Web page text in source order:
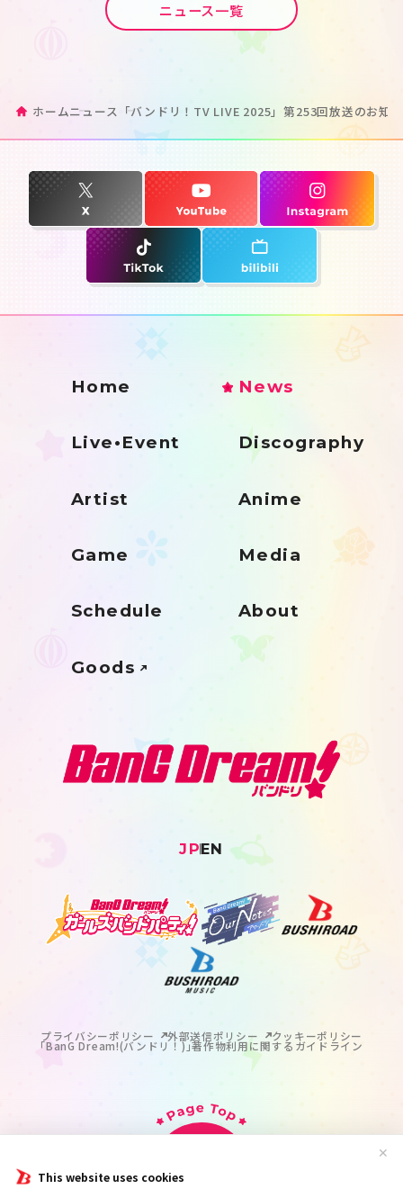
This website uses cookies
✕
ニュース一覧
ホームニュース 「バンドリ！TV LIVE 2025」第253回放送のお知
Home News
Live•Event Discography
Artist Anime
Game Media
Schedule About
Goods
JPEN
プライバシーポリシー 外部送信ポリシー クッキーポリシー
｢BanG Dream!(バンドリ！)｣著作物利用に関するガイドライン
掲載の記事・写真・イラスト等のすべてのコンテンツの